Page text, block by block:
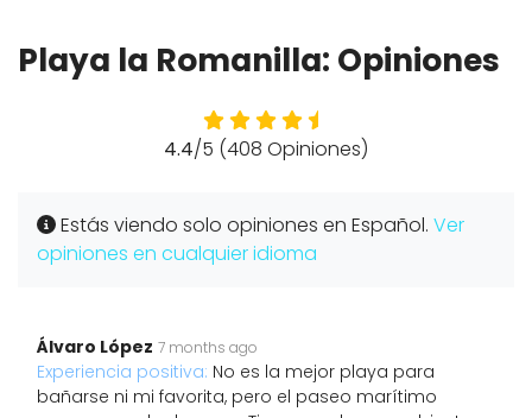
Playa la Romanilla: Opiniones
4.4/5 (408 Opiniones)
Estás viendo solo opiniones en Español. Ver
opiniones en cualquier idioma
Álvaro López 7 months ago
Experiencia positiva: No es la mejor playa para
bañarse ni mi favorita, pero el paseo marítimo